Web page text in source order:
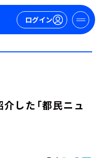
ログイン
した「都民ニュ